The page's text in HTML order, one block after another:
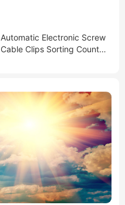
Automatic Electronic Screw
Cable Clips Sorting Countin